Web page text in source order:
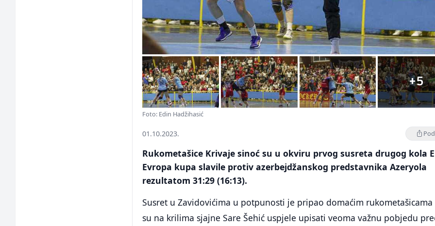
+5
Foto: Edin Hadžihasić
01.10.2023.
Rukometašice Krivaje sinoć su u okviru prvog susreta drugog kola
Evropa kupa slavile protiv azerbejdžanskog predstavnika Azeryola
rezultatom 31:29 (16:13).
Susret u Zavidovićima u potpunosti je pripao domaćim
su na krilima sjajne Sare Šehić uspjele upisati veoma važnu pobjedu